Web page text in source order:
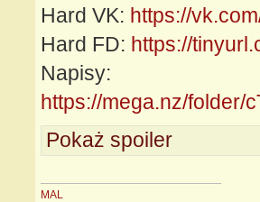
Hard VK: https://
Hard FD: https://
Napisy:
https://mega.nz/folder/
Pokaż spoiler
MAL